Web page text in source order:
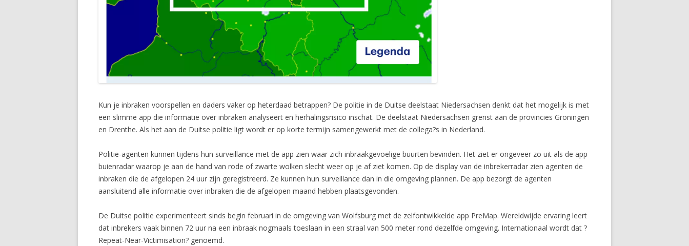
Kun je inbraken voorspellen en daders vaker op heterdaad betrappen? De politie in de Duitse deelstaat Niedersachsen denkt dat het mogelijk is met
een slimme app die informatie over inbraken analyseert en herhalingsrisico inschat. De deelstaat Niedersachsen grenst aan de provincies Groningen
en Drenthe. Als het aan de Duitse politie ligt wordt er op korte termijn samengewerkt met de collega?s in Nederland.
Politie-agenten kunnen tijdens hun surveillance met de app zien waar zich inbraakgevoelige buurten bevinden. Het ziet er ongeveer zo uit als de app
buienradar waarop je aan de hand van rode of zwarte wolken slecht weer op je af ziet komen. Op de display van de inbrekerradar zien agenten de
inbraken die de afgelopen 24 uur zijn geregistreerd. Ze kunnen hun surveillance dan in die omgeving plannen. De app bezorgt de agenten
aansluitend alle informatie over inbraken die de afgelopen maand hebben plaatsgevonden.
De Duitse politie experimenteert sinds begin februari in de omgeving van Wolfsburg met de zelfontwikkelde app PreMap. Wereldwijde ervaring leert
dat inbrekers vaak binnen 72 uur na een inbraak nogmaals toeslaan in een straal van 500 meter rond dezelfde omgeving. Internationaal wordt dat ?
Repeat-Near-Victimisation? genoemd.